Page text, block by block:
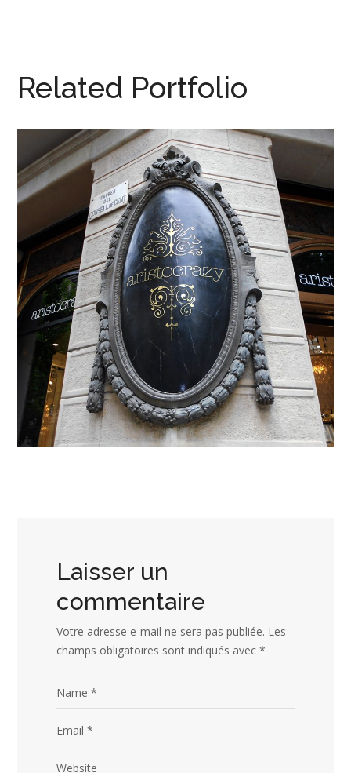
Related Portfolio
Aristocrazy
Laisser un
commentaire
Votre adresse e-mail ne sera pas publiée. Les
champs obligatoires sont indiqués avec*